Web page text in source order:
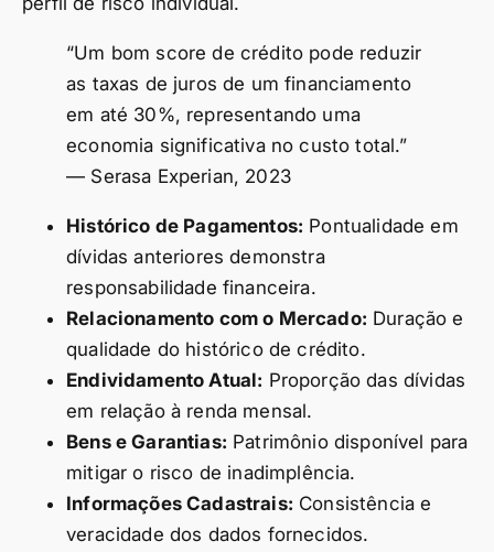
“Um bom score de crédito pode reduzir
as taxas de juros de um financiamento
em até 30%, representando uma
economia significativa no custo total.”
— Serasa Experian, 2023
Histórico de Pagamentos: Pontualidade em
dívidas anteriores demonstra
responsabilidade financeira.
Relacionamento com o Mercado: Duração e
qualidade do histórico de crédito.
Endividamento Atual: Proporção das dívidas
em relação à renda mensal.
Bens e Garantias: Patrimônio disponível para
mitigar o risco de inadimplência.
Informações Cadastrais: Consistência e
veracidade dos dados fornecidos.